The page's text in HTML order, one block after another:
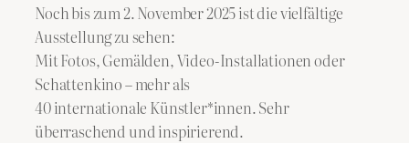
Noch bis zum 2. November 2025 ist die vielfältige
Ausstellung zu sehen:
Mit Fotos, Gemälden, Video-Installationen oder
Schattenkino – mehr als
40 internationale Künstler*innen. Sehr
überraschend und inspirierend.